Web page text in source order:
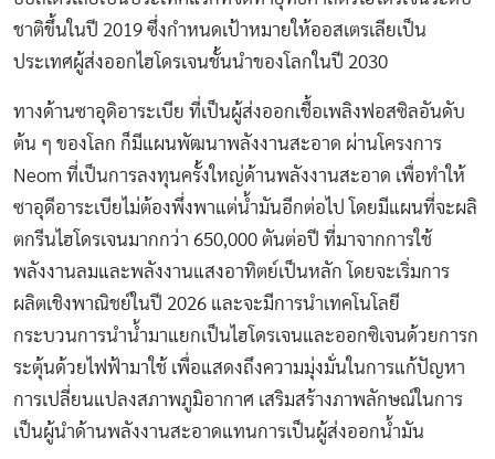
ชาติขึ้นในปี 2019 ซึ่งกำหนดเป้าหมายให้ออสเตรเลียเป็น
ประเทศผู้ส่งออกไฮโดรเจนชั้นนำของโลกในปี 2030
ทางด้านซาอุดิอาระเบีย ที่เป็นผู้ส่งออกเชื้อเพลิงฟอสซิลอันดับ
ต้น ๆ ของโลก ก็มีแผนพัฒนาพลังงานสะอาด ผ่านโครงการ
Neom ที่เป็นการลงทุนครั้งใหญ่ด้านพลังงานสะอาด เพื่อทำให้
ซาอุดีอาระเบียไม่ต้องพึ่งพาแต่น้ำมันอีกต่อไป โดยมีแผนที่จะผลิ
ตกรีนไฮโดรเจนมากกว่า 650,000 ตันต่อปี ที่มาจากการใช้
พลังงานลมและพลังงานแสงอาทิตย์เป็นหลัก โดยจะเริ่มการ
ผลิตเชิงพาณิชย์ในปี 2026 และจะมีการนำเทคโนโลยี
กระบวนการนำน้ำมาแยกเป็นไฮโดรเจนและออกซิเจนด้วยการก
ระตุ้นด้วยไฟฟ้ามาใช้ เพื่อแสดงถึงความมุ่งมั่นในการแก้ปัญหา
การเปลี่ยนแปลงสภาพภูมิอากาศ เสริมสร้างภาพลักษณ์ในการ
เป็นผู้นำด้านพลังงานสะอาดแทนการเป็นผู้ส่งออกน้ำมัน